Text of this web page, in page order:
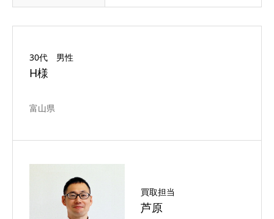
30代 男性
H様
富山県
買取担当
芦原